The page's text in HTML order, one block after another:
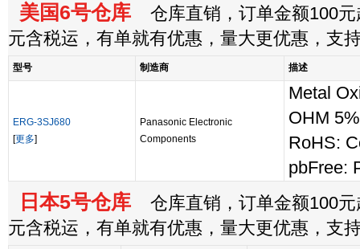
美国6号仓库 仓库直销，订单金额100元
元含税运，有单就有优惠，量大更优惠，支
型号 制造商 描述
ERG-3SJ680
[更多]
Panasonic Electronic
Components
Metal
OHM
RoHS:
pbFree:
日本5号仓库 仓库直销，订单金额100元
元含税运，有单就有优惠，量大更优惠，支